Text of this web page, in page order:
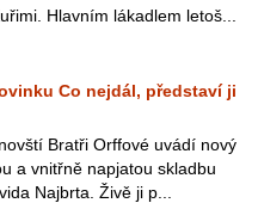
Hlavním lákadlem letoš...
Co nejdál, představí ji
Bratři Orffové uvádí nový
a vnitřně napjatou skladbu
Najbrta. Živě ji p...